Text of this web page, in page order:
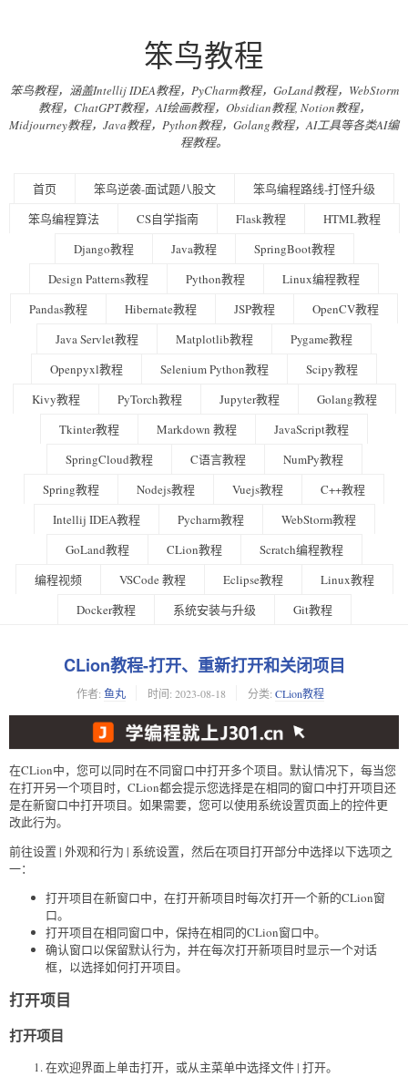
笨鸟教程
笨鸟教程，涵盖Intellij IDEA教程，PyCharm教程，GoLand教程，WebStorm
教程，ChatGPT教程，AI绘画教程，Obsidian教程, Notion教程，
Midjourney教程，Java教程，Python教程，Golang教程，AI工具等各类AI编
程教程。
首页 笨鸟逆袭-面试题八股文
笨鸟编程路线-打怪升级
笨鸟编程算法
CS自学指南 Flask教程
HTML教程
Django教程
Java教程
SpringBoot教程
Design Patterns教程
Python教程
Linux编程教程
Pandas教程
Hibernate教程 JSP教程
OpenCV教程
Java Servlet教程
Matplotlib教程
Pygame教程
Openpyxl教程
Selenium Python教程
Scipy教程
Kivy教程
PyTorch教程 Jupyter教程
Golang教程
Tkinter教程
Markdown 教程
JavaScript教程
SpringCloud教程
C语言教程
NumPy教程
Spring教程
Nodejs教程 Vuejs教程
C++教程
Intellij IDEA教程
Pycharm教程
WebStorm教程
GoLand教程
CLion教程
Scratch编程教程
编程视频
VSCode 教程 Eclipse教程
Linux教程
Docker教程
系统安装与升级 Git教程
CLion教程-打开、重新打开和关闭项目
作者: 鱼丸 时间: 2023-08-18 分类: CLion教程
在CLion中，您可以同时在不同窗口中打开多个项目。默认情况下，每当您
在打开另一个项目时，CLion都会提示您选择是在相同的窗口中打开项目还
是在新窗口中打开项目。如果需要，您可以使用系统设置页面上的控件更
改此行为。
前往设置 | 外观和行为 | 系统设置，然后在项目打开部分中选择以下选项之
一：
打开项目在新窗口中，在打开新项目时每次打开一个新的CLion窗
口。
打开项目在相同窗口中，保持在相同的CLion窗口中。
确认窗口以保留默认行为，并在每次打开新项目时显示一个对话
框，以选择如何打开项目。
打开项目
打开项目
在欢迎界面上单击打开，或从主菜单中选择文件 | 打开。